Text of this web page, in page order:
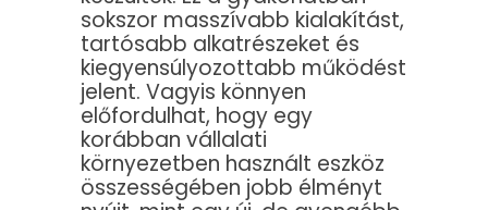
sokszor masszívabb kialakítást,
tartósabb alkatrészeket és
kiegyensúlyozottabb működést
jelent. Vagyis könnyen
előfordulhat, hogy egy
korábban vállalati
környezetben használt eszköz
összességében jobb élményt